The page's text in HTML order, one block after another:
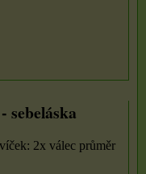
sebeláska
2x válec průměr